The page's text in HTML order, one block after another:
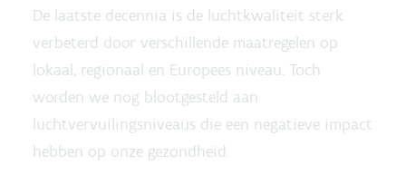
De laatste decennia is de luchtkwaliteit sterk
verbeterd door verschillende maatregelen op
lokaal, regionaal en Europees niveau. Toch
worden we nog blootgesteld aan
luchtvervuilingsniveaus die een negatieve impact
hebben op onze gezondheid.